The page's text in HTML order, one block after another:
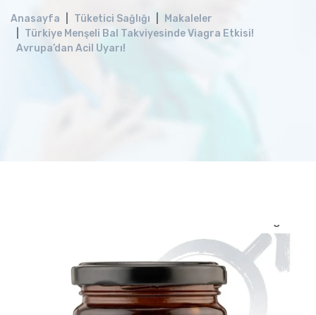
Anasayfa Tüketici Sağlığı
Makaleler
Türkiye Menşeli Bal Takviyesinde Viagra Etkisi!
Avrupa’dan Acil Uyarı!